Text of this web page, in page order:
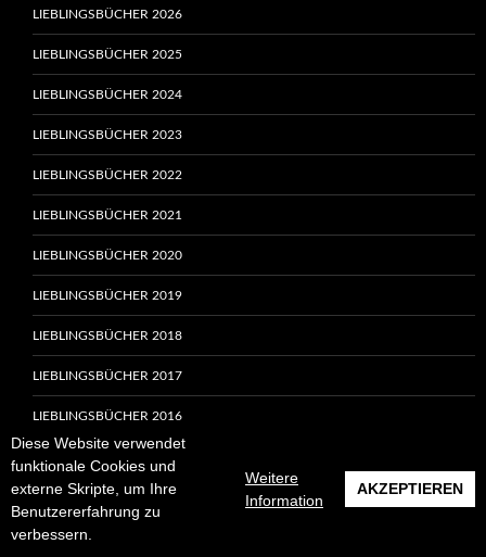
Diese Website verwendet
funktionale Cookies und
externe Skripte, um Ihre
Benutzererfahrung zu
verbessern.
Weitere
Information
AKZEPTIEREN
LIEBLINGSBÜCHER 2026
LIEBLINGSBÜCHER 2025
LIEBLINGSBÜCHER 2024
LIEBLINGSBÜCHER 2023
LIEBLINGSBÜCHER 2022
LIEBLINGSBÜCHER 2021
LIEBLINGSBÜCHER 2020
LIEBLINGSBÜCHER 2019
LIEBLINGSBÜCHER 2018
LIEBLINGSBÜCHER 2017
LIEBLINGSBÜCHER 2016
ORTE
AFRIKA